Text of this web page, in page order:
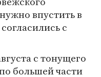
впустить в
с
с тонущего
большей части